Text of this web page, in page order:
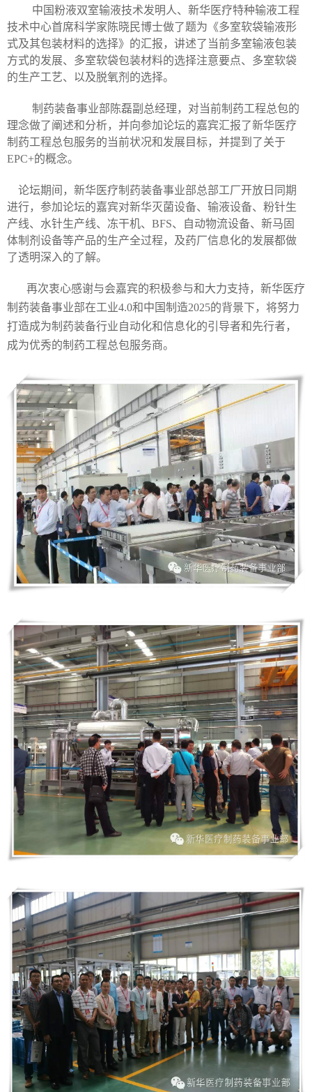
中国粉液双室输液技术发明人、新华医疗特种输液工程
技术中心首席科学家陈晓民博士做了题为《多室软袋输液形
式及其包装材料的选择》的汇报，讲述了当前多室输液包装
方式的发展、多室软袋包装材料的选择注意要点、多室软袋
的生产工艺、以及脱氧剂的选择。
制药装备事业部陈磊副总经理，对当前制药工程总包的
理念做了阐述和分析，并向参加论坛的嘉宾汇报了新华医疗
制药工程总包服务的当前状况和发展目标，并提到了关于
EPC+的概念。
论坛期间，新华医疗制药装备事业部总部工厂开放日同期
进行，参加论坛的嘉宾对新华灭菌设备、输液设备、粉针生
产线、水针生产线、冻干机、BFS、自动物流设备、新马固
体制剂设备等产品的生产全过程，及药厂信息化的发展都做
了透明深入的了解。
再次衷心感谢与会嘉宾的积极参与和大力支持，新华医疗
制药装备事业部在工业4.0和中国制造2025的背景下，将努力
打造成为制药装备行业自动化和信息化的引导者和先行者，
成为优秀的制药工程总包服务商。